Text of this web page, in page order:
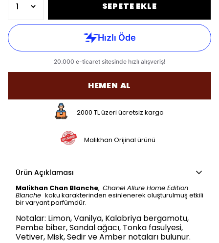
SEPETE EKLE
HEMEN AL
2000 TL üzeri ücretsiz kargo
Malikhan Orijinal ürünü
Ürün Açıklaması
Malikhan Chan Blanche, Chanel Allure Home Edition
Blanche koku karakterinden esinlenerek oluşturulmuş etkili
bir varyant parfümdür.
Notalar: Limon, Vanilya, Kalabriya bergamotu,
Pembe biber, Sandal ağacı, Tonka fasulyesi,
Vetiver, Misk, Sedir ve Amber notaları bulunur.